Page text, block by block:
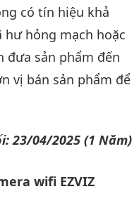
có tín hiệu khả
hư hỏng mạch hoặc
đưa sản phẩm đến
vị bán sản phẩm để
23/04/2025 (1 Năm)
wifi EZVIZ